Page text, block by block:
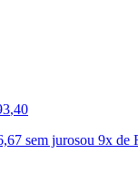
,40
sem jurosou 9x de